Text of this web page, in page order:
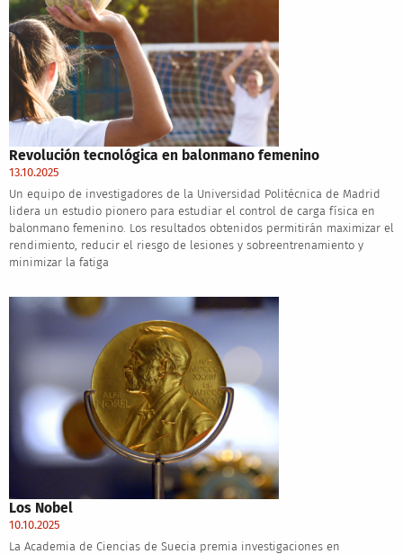
Revolución tecnológica en balonmano femenino
13.10.2025
Un equipo de investigadores de la Universidad Politécnica de Madrid
lidera un estudio pionero para estudiar el control de carga física en
balonmano femenino. Los resultados obtenidos permitirán maximizar el
rendimiento, reducir el riesgo de lesiones y sobreentrenamiento y
minimizar la fatiga
Los Nobel
10.10.2025
La Academia de Ciencias de Suecia premia investigaciones en